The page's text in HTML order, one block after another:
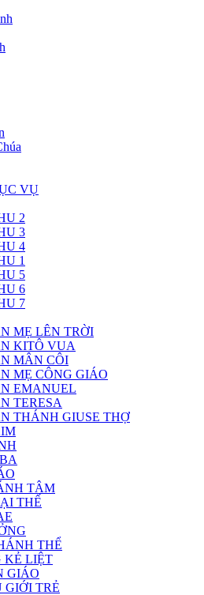
VỤ
2
3
4
1
5
6
7
MẸ LÊN TRỜI
KITÔ VUA
MÂN CÔI
MẸ CÔNG GIÁO
EMANUEL
TERESA
THÁNH GIUSE THỢ
TÂM
THẾ
THỂ
KẺ LIỆT
GIÁO
GIỚI TRẺ